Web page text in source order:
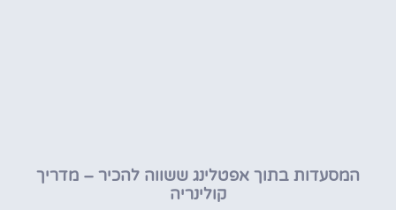
המסעדות בתוך אפטלינג ששווה להכיר – מדריך
קולינריה